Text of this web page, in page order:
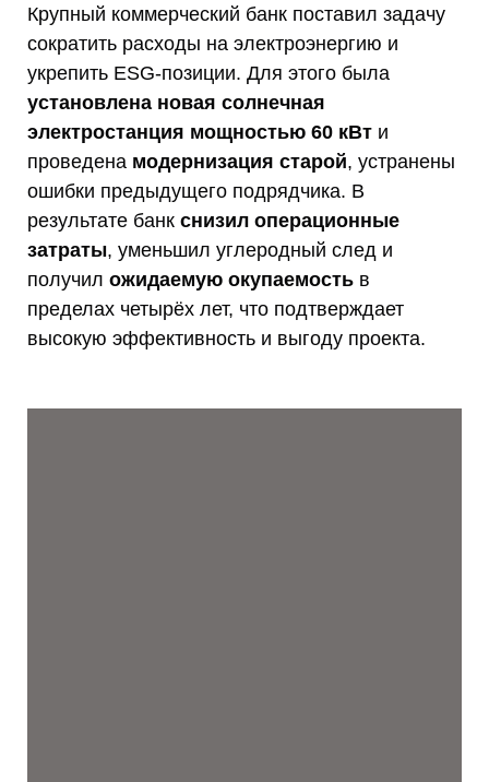
Крупный коммерческий банк поставил задачу
сократить расходы на электроэнергию и
укрепить ESG-позиции. Для этого была
установлена новая солнечная
электростанция мощностью 60 кВт и
проведена модернизация старой, устранены
ошибки предыдущего подрядчика. В
результате банк снизил операционные
затраты, уменьшил углеродный след и
получил ожидаемую окупаемость в
пределах четырёх лет, что подтверждает
высокую эффективность и выгоду проекта.